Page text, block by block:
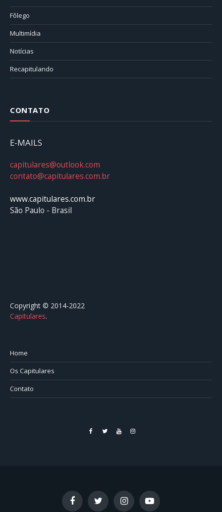
Fôlego
Multimídia
Notícias
Recapitulando
CONTATO
E-MAILS
capitulares@outlook.com
contato@capitulares.com.br
www.capitulares.com.br
São Paulo - Brasil
Copyright © 2014-2022
Capitulares.⠀⠀⠀⠀⠀⠀⠀⠀⠀⠀⠀⠀⠀⠀⠀⠀⠀⠀⠀⠀⠀⠀⠀⠀⠀⠀⠀
Home
Os Capitulares
Contato
FacebookTwitterYouTubeInstagram
FacebookTwitter InstagramYouTube